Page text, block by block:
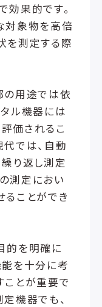
効果的です。
対象物を高倍
を測定する際
の用途では依
ル機器には
価されるこ
では、自動
り返し測定
測定におい
ことができ
的を明確に
能を十分に考
ことが重要で
機器でも、